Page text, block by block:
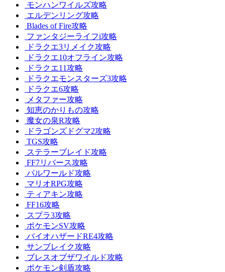
モンハンワイルズ攻略
エルデンリング攻略
Blades of Fire攻略
ファンタジーライフi攻略
ドラクエ3リメイク攻略
ドラクエ10オフライン攻略
ドラクエ11攻略
ドラクエモンスターズ3攻略
ドラクエ6攻略
メタファー攻略
知恵のかりもの攻略
魔女の泉R攻略
ドラゴンズドグマ2攻略
TGS攻略
ステラーブレイド攻略
FF7リバース攻略
パルワールド攻略
マリオRPG攻略
ティアキン攻略
FF16攻略
スプラ3攻略
ポケモンSV攻略
バイオハザードRE4攻略
サンブレイク攻略
ブレスオブザワイルド攻略
ポケモン剣盾攻略